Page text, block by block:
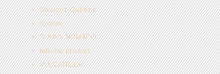
Souvenir Clubbing
Spoom.
SUNNY NOMADO
taisetsu product
VULCANIZER